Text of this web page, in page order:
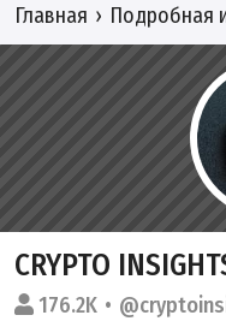
Главная Подробная
CRYPTO
176.2K